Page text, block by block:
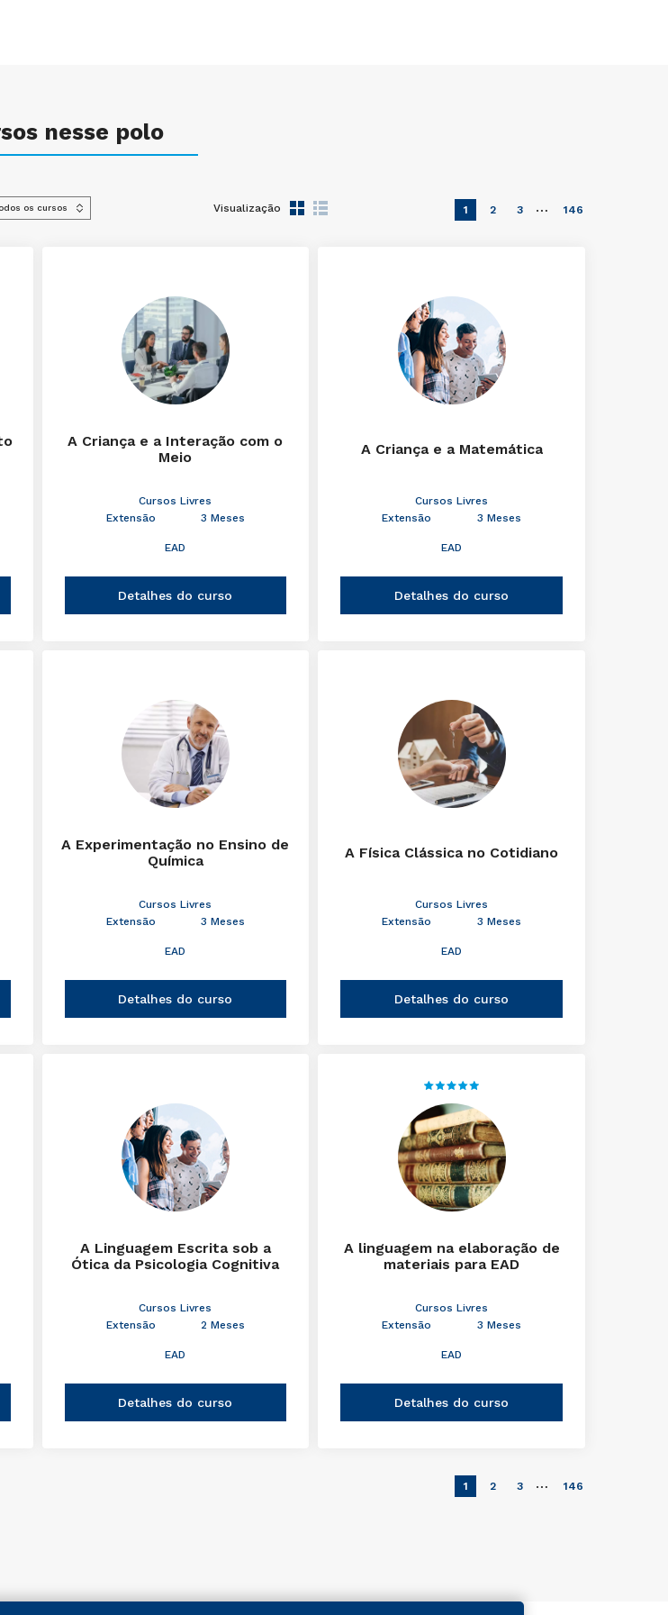
nesse polo
Visualização 1 2 3 … 146
A Criança e a Interação com o
Meio
Cursos Livres
Extensão
3 Meses
EAD
Detalhes do curso
A Criança e a Matemática
Cursos Livres
Extensão
3 Meses
EAD
Detalhes do curso
A Experimentação no Ensino de
Química
Cursos Livres
Extensão
3 Meses
EAD
Detalhes do curso
A Física Clássica no Cotidiano
Cursos Livres
Extensão
3 Meses
EAD
Detalhes do curso
A Linguagem Escrita sob a
Ótica da Psicologia Cognitiva
Cursos Livres
Extensão
2 Meses
EAD
Detalhes do curso
A linguagem na elaboração de
materiais para EAD
Cursos Livres
Extensão
3 Meses
EAD
Detalhes do curso
1 2 3 … 146